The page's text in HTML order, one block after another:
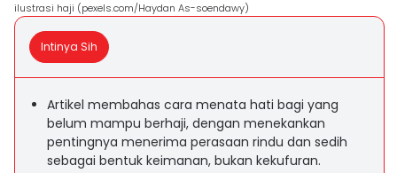
ilustrasi haji (pexels.com/Haydan As-soendawy)
Intinya Sih
Artikel membahas cara menata hati bagi yang
belum mampu berhaji, dengan menekankan
pentingnya menerima perasaan rindu dan sedih
sebagai bentuk keimanan, bukan kekufuran.